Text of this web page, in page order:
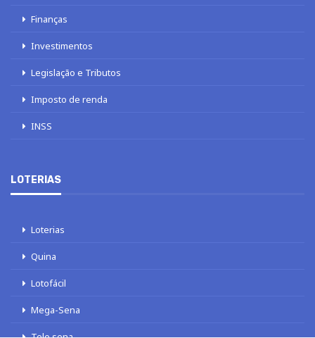
Finanças
Investimentos
Legislação e Tributos
Imposto de renda
INSS
LOTERIAS
Loterias
Quina
Lotofácil
Mega-Sena